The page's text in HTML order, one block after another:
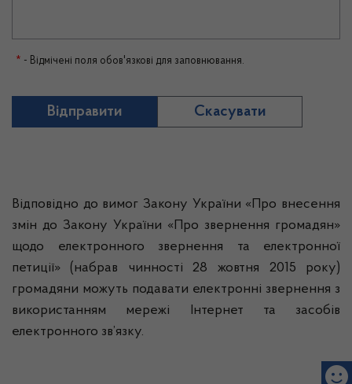
* - Відмічені поля обов'язкові для заповнювання.
Скасувати
Відповідно до вимог Закону України «Про внесення
змін до Закону України «Про звернення громадян»
щодо електронного звернення та електронної
петиції» (набрав чинності 28 жовтня 2015 року)
громадяни можуть подавати електронні звернення з
використанням мережі Інтернет та засобів
електронного зв’язку.